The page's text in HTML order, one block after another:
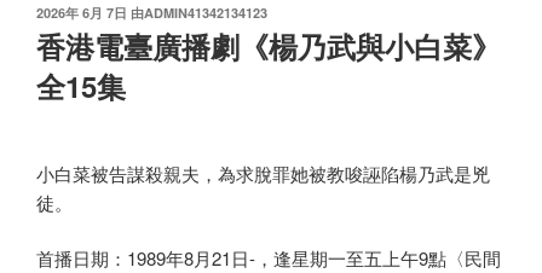
发
布
于
2026年 6月 7日 由ADMIN41342134123
香港電臺廣播劇《楊乃武與小白菜》
全15集
小白菜被告謀殺親夫，為求脫罪她被教唆誣陷楊乃武是兇
徒。
首播日期：1989年8月21日-，逢星期一至五上午9點〈民間